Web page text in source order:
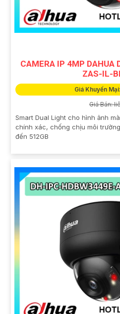
CAMERA IP 4MP DAHUA
ZAS-IL-
Giá Khuyến
Giá Bán:
Smart Dual Light cho hình ảnh
chính xác, chống chịu môi
đến 512GB